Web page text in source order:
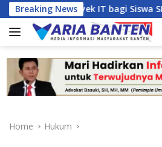
Skip
to
content
Breaking News
Proyek IT bagi Siswa SMK Al-Amin
Home Hukum